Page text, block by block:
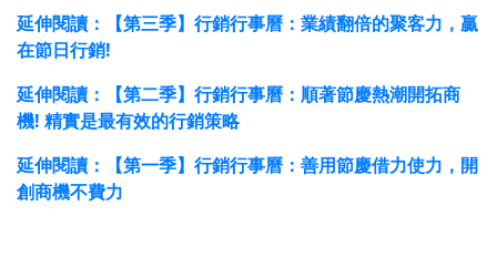
延伸閱讀：【第三季】行銷行事曆：業績翻倍的聚客力，贏
在節日行銷!
延伸閱讀：【第二季】行銷行事曆：順著節慶熱潮開拓商
機! 精實是最有效的行銷策略
延伸閱讀：【第一季】行銷行事曆：善用節慶借力使力，開
創商機不費力